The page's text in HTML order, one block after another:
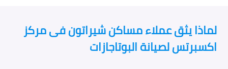
لماذا يثق عملاء مساكن شيراتون فى مركز
اكسبرتس لصيانة البوتاجازات